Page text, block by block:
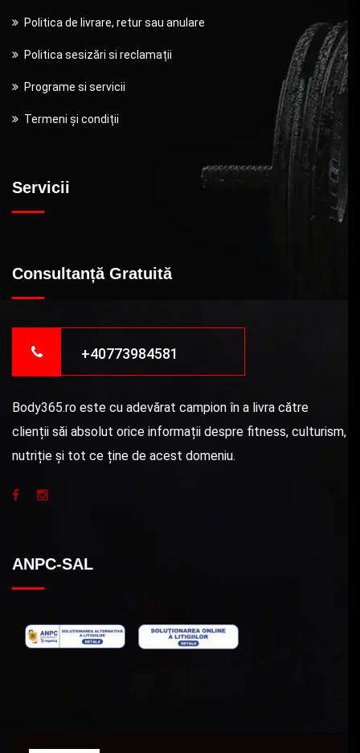
Politica de livrare, retur sau anulare
Politica sesizări si reclamații
Programe si servicii
Termeni și condiții
Servicii
Consultanță Gratuită
+40773984581
Body365.ro este cu adevărat campion în a livra către
clienții săi absolut orice informații despre fitness, culturism,
nutriție și tot ce ține de acest domeniu.
ANPC-SAL